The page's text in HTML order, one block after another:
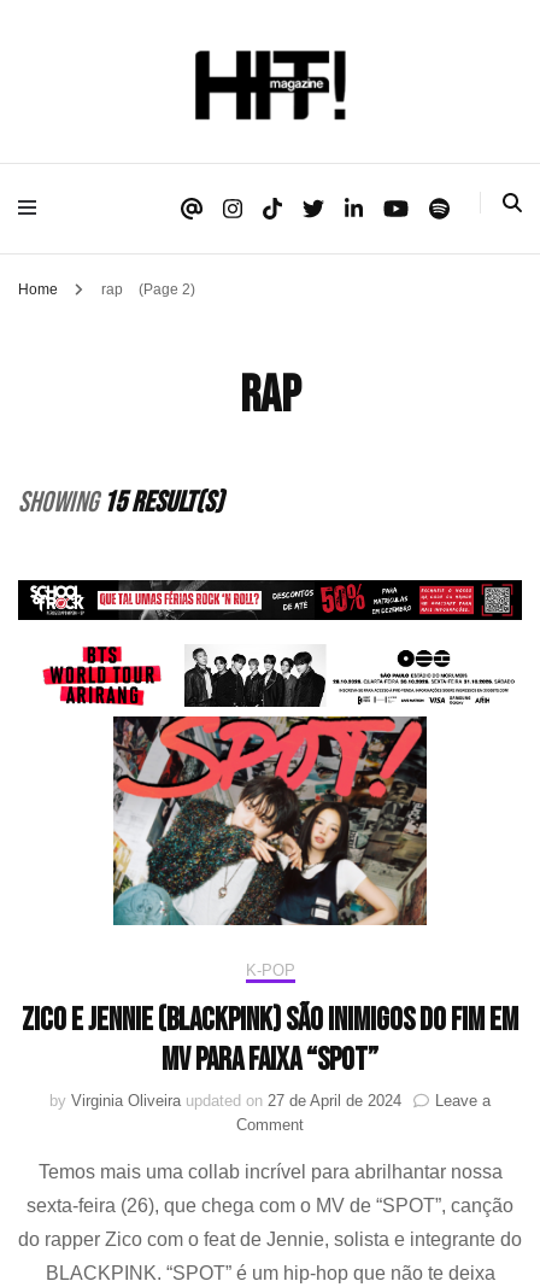
HIT!Magazine
Home rap (Page 2)
rap
Showing15 Result(s)
K-POP
Zico e Jennie (BLACKPINK) são inimigos do fim em
MV para faixa “SPOT”
by Virginia Oliveira updated on 27 de April de 2024
Leave a
Commenton
Jennie
são
inimigos
Temos mais uma collab incrível para abrilhantar nossa
sexta-feira (26), que chega com o MV de “SPOT”, canção
do rapper Zico com o feat de Jennie, solista e integrante do
BLACKPINK. “SPOT” é um hip-hop que não te deixa